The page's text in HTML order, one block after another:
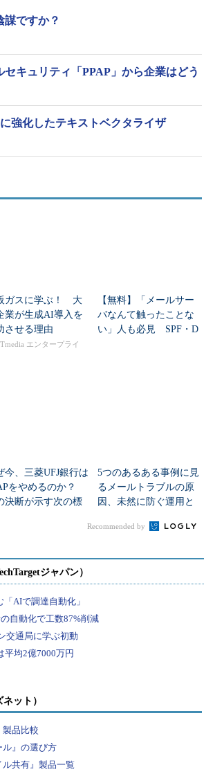
謀ですか？
キュリティ「PPAP」から企業はどう
強化したテキストベクタライザ
ガスに学ぶ！ 大
業が生成AI導入を
させる理由
エンタープライ
【無料】「メールサー
バなんて触ったことな
い」人も必見 SPF・D
今、三菱UFJ銀行は
をやめるのか？
決断が示す次の標
5つのあるある事例に見
るメールトラブルの原
因、未然に防ぐ運用と
ポイント集
Recommended by
ット）
品比較
ル』の選び方
共有』製品一覧